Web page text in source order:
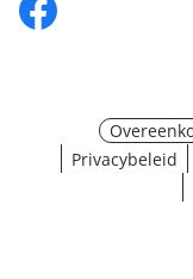
Privacybeleid